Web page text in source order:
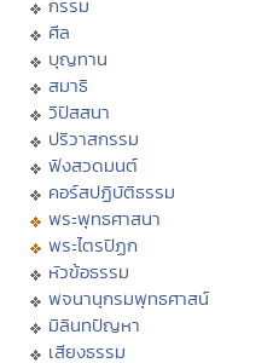
กรรม
ศีล
บุญทาน
สมาธิ
วิปัสสนา
ปริวาสกรรม
ฟังสวดมนต์
คอร์สปฏิบัติธรรม
พระพุทธศาสนา
พระไตรปิฏก
หัวข้อธรรม
พจนานุกรมพุทธศาสน์
มิลินทปัญหา
เสียงธรรม